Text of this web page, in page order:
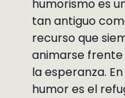
humorismo es
tan antiguo
recurso que
animarse
la esperanza.
humor es el